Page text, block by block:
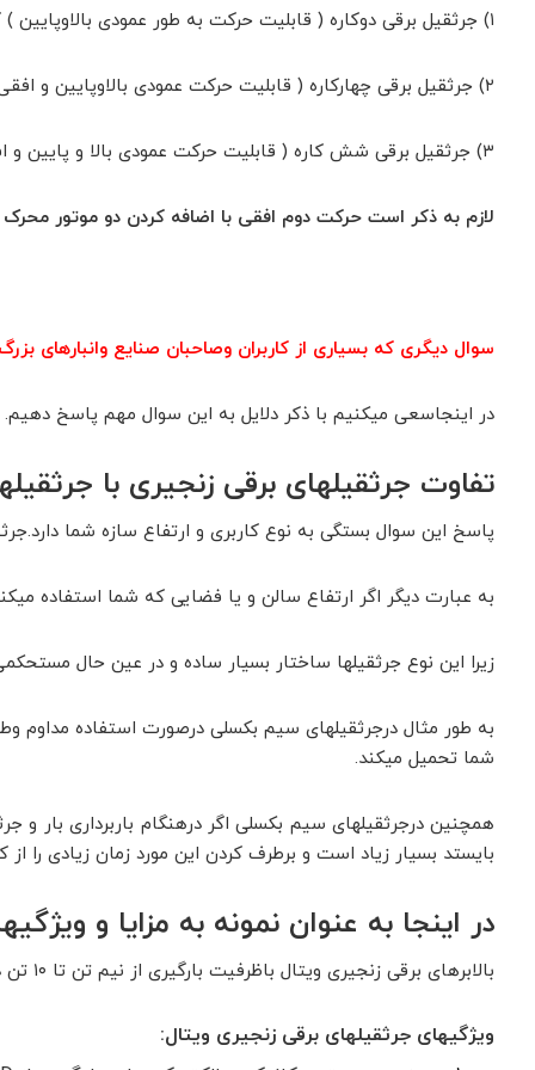
۱) جرثقیل برقی دوکاره ( قابلیت حرکت به طور عمودی بالاوپایین ) که شامل یک وینچ میباشد که یک قلاب در بالای آن برای نصب در یک مکان ثابت نصب شده است.
۲) جرثقیل برقی چهارکاره ( قابلیت حرکت عمودی بالاوپایین و افقی چپ و راست ) که شامل یک وینچ میباشد که با استفاده از یک شفت فولادی بزرگ به ترولی (کالسکه) وصل شده است.
۳) جرثقیل برقی شش کاره ( قابلیت حرکت عمودی بالا و پایین و افقی چپ و راست وافقی دیگر به سمت جلو و عقب )
لازم به ذکر است حرکت دوم افقی با اضافه کردن دو موتور محرک
سوال دیگری که بسیاری از کاربران وصاحبان صنایع وانبارهای
در اینجاسعی میکنیم با ذکر دلایل به این سوال مهم پاسخ دهیم.
تفاوت جرثقیلهای برقی زنجیری با
پاسخ این سوال بستگی به نوع کاربری و ارتفاع سازه شما دارد.جرثقیلهای برقی
به عبارت دیگر اگر ارتفاع سالن و یا فضایی که شما استفاده میکنید حداکثر ۶ متر میباشد بهترین گزینه برای شما استفاده از جرثقیلهای برقی
زیرا این نوع جرثقیلها ساختار بسیار ساده و در عین حال
شما تحمیل میکند.
همچنین درجرثقیلهای سیم بکسلی اگر درهنگام باربرداری بار و
بایستد بسیار زیاد است و برطرف کردن این مورد زمان زیادی را از
در اینجا به عنوان نمونه به مزایا و
بالابرهای برقی زنجیری ویتال باظرفیت بارگیری از نیم تن تا ۱۰ تن درصنایع سبک پرکار مانند: خودروسازی، صنایع غذایی، صنایع فلزی، صنایع سنگهای ساختمانی و معدنی و غیره کاربرد فراوانی دارند.
ویژگیهای جرثقیلهای برقی زنجیری ویتال: